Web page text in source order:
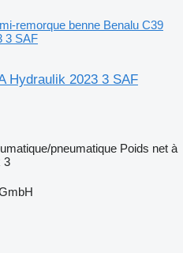
remorque benne Benalu C39
3 SAF
Hydraulik 2023 3 SAF
pneumatique Poids net à
3